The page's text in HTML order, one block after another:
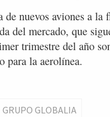
de nuevos aviones a
del mercado, que
trimestre del año
para la aerolínea.
GRUPO GLOBALIA